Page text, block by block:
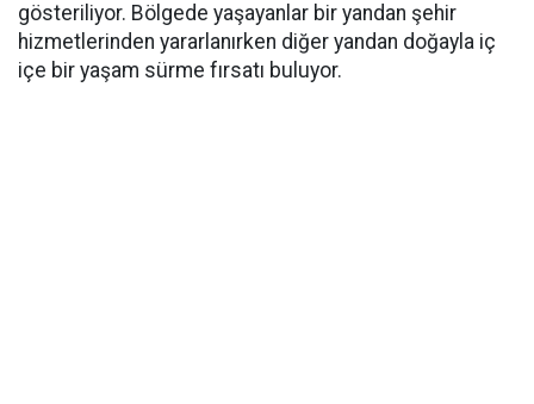
gösteriliyor. Bölgede yaşayanlar bir yandan şehir
hizmetlerinden yararlanırken diğer yandan doğayla iç
içe bir yaşam sürme fırsatı buluyor.